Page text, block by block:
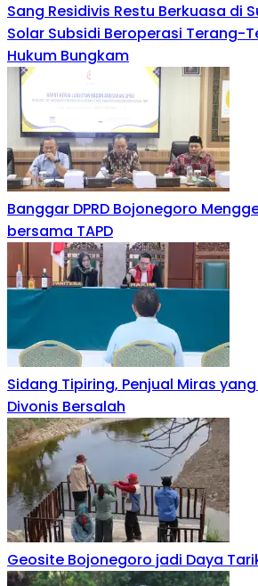
Sang Residivis Restu Berkuasa di
Solar Subsidi Beroperasi Terang-
Hukum Bungkam
Banggar DPRD Bojonegoro
bersama TAPD
Sidang Tipiring, Penjual Miras
Divonis Bersalah
Geosite Bojonegoro jadi Daya